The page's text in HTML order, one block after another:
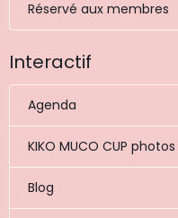
Réservé aux membres
Interactif
Agenda
KIKO MUCO CUP photos
Blog